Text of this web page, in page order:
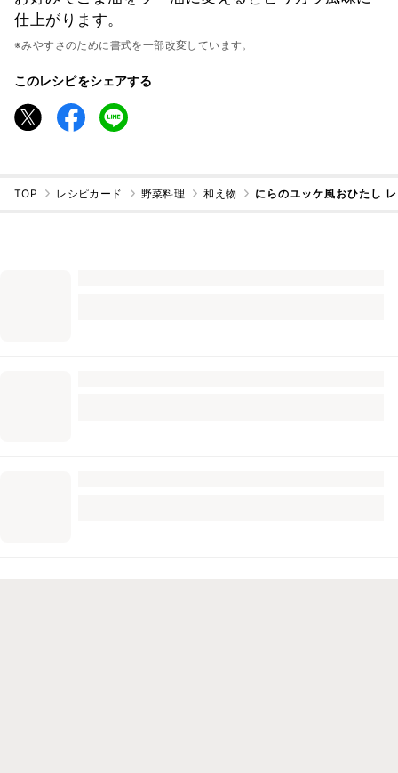
仕上がります。
※みやすさのために書式を一部改変しています。
このレシピをシェアする
TOP レシピカード 野菜料理 和え物 にらのユッケ風おひたし